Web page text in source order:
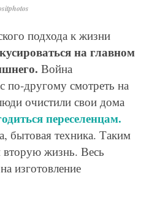
подхода к жизни
на главном
Война
по-другому смотреть на
очистили свои дома
переселенцам.
бытовая техника. Таким
жизнь. Весь
изготовление